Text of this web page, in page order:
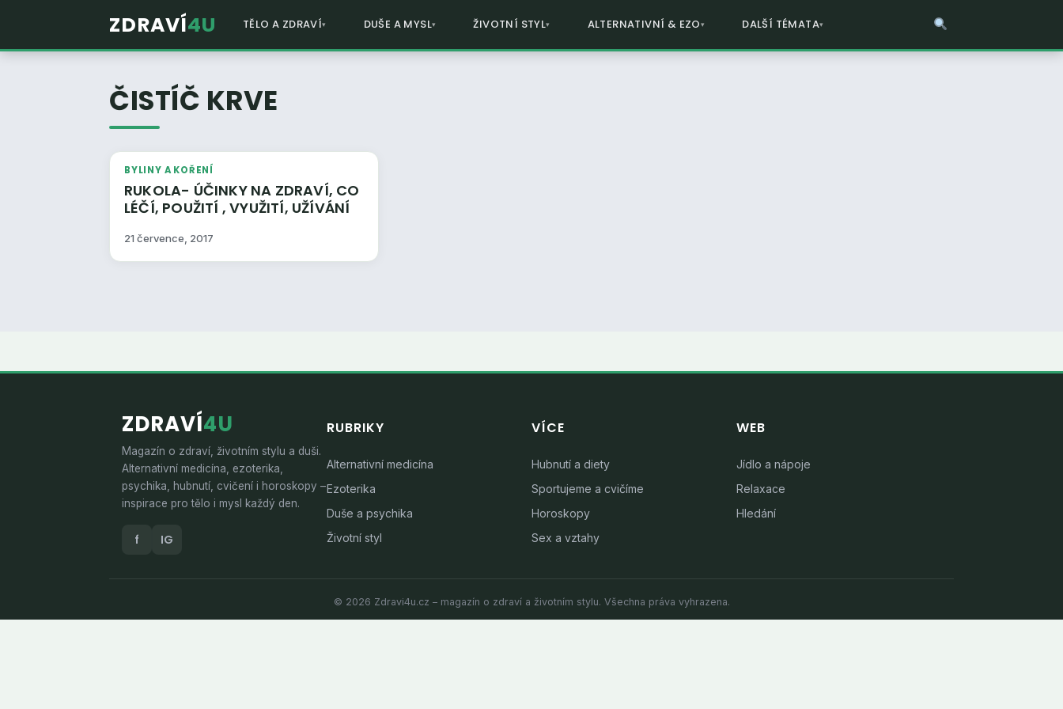
ZDRAVÍ4U TĚLO A ZDRAVÍ DUŠE A MYSL ŽIVOTNÍ STYL ALTERNATIVNÍ & EZO DALŠÍ TÉMATA
ČISTÍČ KRVE
BYLINY A KOŘENÍ
RUKOLA- ÚČINKY NA ZDRAVÍ, CO
LÉČÍ, POUŽITÍ , VYUŽITÍ, UŽÍVÁNÍ
21 července, 2017
ZDRAVÍ4U
Magazín o zdraví, životním stylu a duši.
Alternativní medicína, ezoterika,
psychika, hubnutí, cvičení i horoskopy –
inspirace pro tělo i mysl každý den.
f IG
RUBRIKY
Alternativní medicína
Ezoterika
Duše a psychika
Životní styl
VÍCE
Hubnutí a diety
Sportujeme a cvičíme
Horoskopy
Sex a vztahy
WEB
Jídlo a nápoje
Relaxace
Hledání
© 2026 Zdravi4u.cz – magazín o zdraví a životním stylu. Všechna práva vyhrazena.